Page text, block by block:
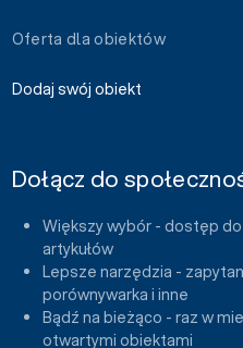
Oferta dla obiektów
Dodaj swój obiekt
Dołącz do
Większy wybór - dostęp
artykułów
Lepsze narzędzia -
porównywarka i inne
Bądź na bieżąco - raz w
otwartymi obiektami